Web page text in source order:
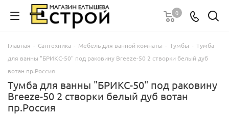
0
Главная - Сантехника - Мебель для ванной комнаты - Тумбы - Тумба
для ванны "БРИКС-50" под раковину Breeze-50 2 створки белый дуб
вотан пр.Россия
Тумба для ванны "БРИКС-50" под раковину
Breeze-50 2 створки белый дуб вотан
пр.Россия